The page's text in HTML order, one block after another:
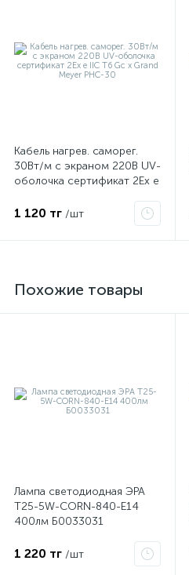
Кабель нагрев. саморег.
30Вт/м с экраном 220В UV-
оболочка сертификат 2Ex e
PHC-30
1 120 тг /шт
Похожие товары
Лампа светодиодная ЭРА
T25-5W-CORN-840-E14
400лм Б0033031
1 220 тг /шт